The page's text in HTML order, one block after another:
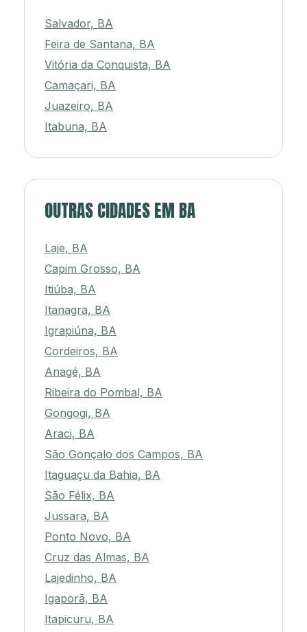
Salvador, BA
Feira de Santana, BA
Vitória da Conquista, BA
Camaçari, BA
Juazeiro, BA
Itabuna, BA
OUTRAS CIDADES EM BA
Laje, BA
Capim Grosso, BA
Itiúba, BA
Itanagra, BA
Igrapiúna, BA
Cordeiros, BA
Anagé, BA
Ribeira do Pombal, BA
Gongogi, BA
Araci, BA
São Gonçalo dos Campos, BA
Itaguaçu da Bahia, BA
São Félix, BA
Jussara, BA
Ponto Novo, BA
Cruz das Almas, BA
Lajedinho, BA
Igaporã, BA
Itapicuru, BA